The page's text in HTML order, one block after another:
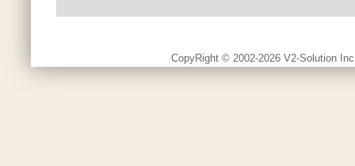
CopyRight © 2002-2026 V2-Solution